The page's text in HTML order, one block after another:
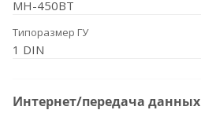
MH-450BT
Типоразмер ГУ
1 DIN
Интернет/передача данных